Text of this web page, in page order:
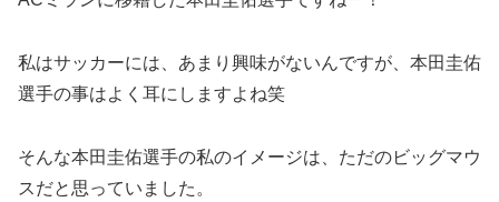
私はサッカーには、あまり興味がないんですが、本田圭佑
選手の事はよく耳にしますよね笑
そんな本田圭佑選手の私のイメージは、ただのビッグマウ
スだと思っていました。